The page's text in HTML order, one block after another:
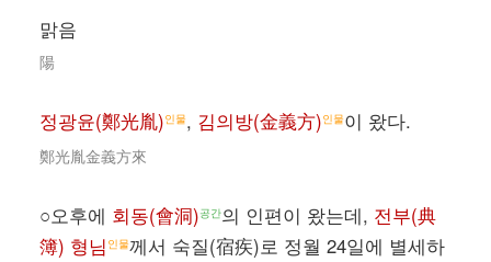
맑음
陽
정광윤(鄭光胤)인물, 김의방(金義方)인물이 왔다.
鄭光胤金義方來
○오후에 회동(會洞)공간의 인편이 왔는데, 전부(典
簿) 형님 인물께서 숙질(宿疾)로 정월 24일에 별세하